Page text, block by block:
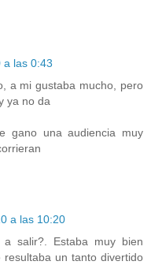
a las 0:43
a mi gustaba mucho, pero
ya no da
gano una audiencia muy
a las 10:20
salir?. Estaba muy bien
un tanto divertido